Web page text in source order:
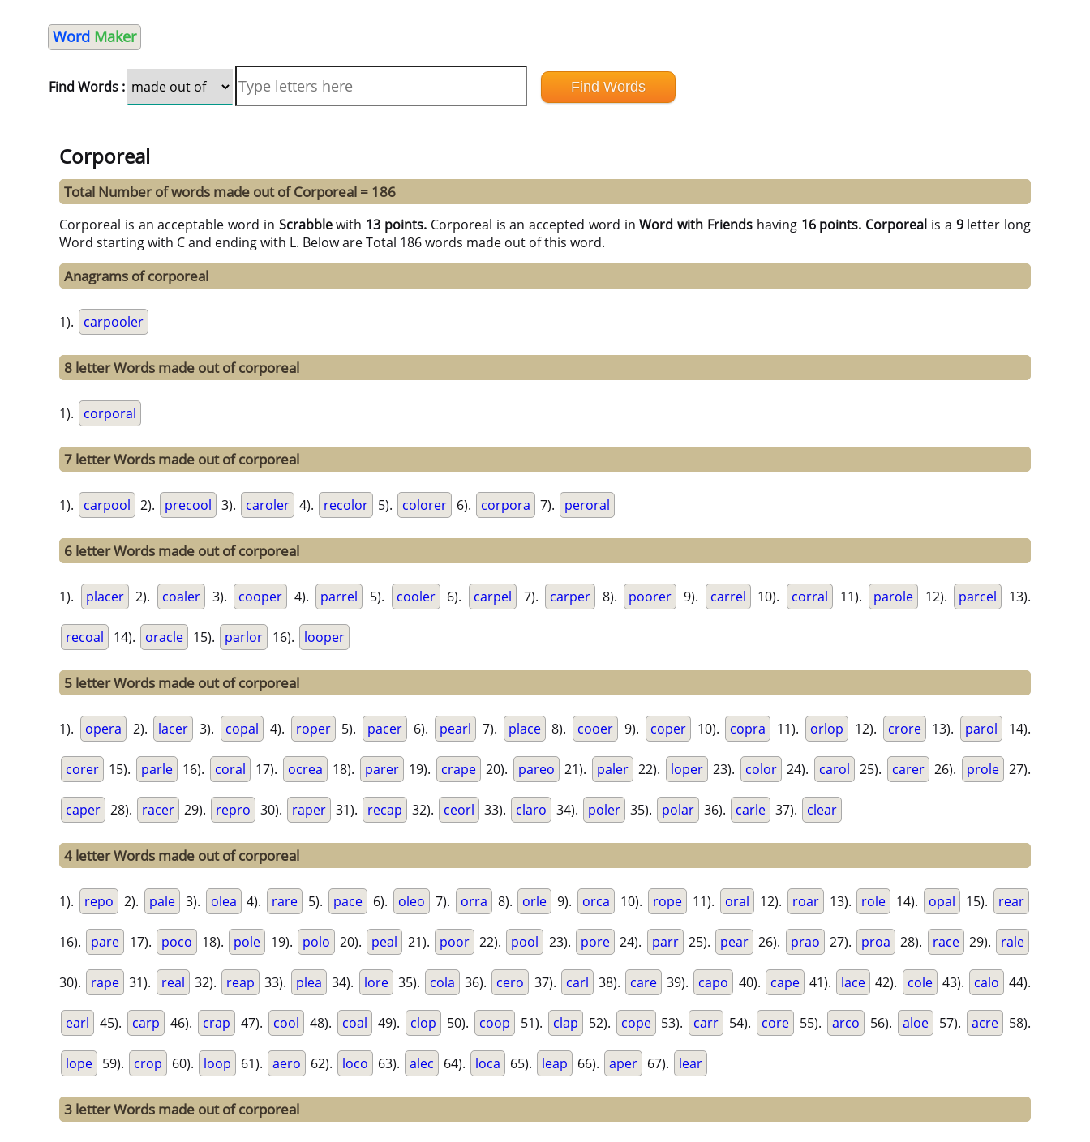
Word Maker
Find Words :
Corporeal
Total Number of words made out of Corporeal = 186
Corporeal is an acceptable word in Scrabblewith 13 points. Corporeal is an accepted word inWord with Friends having 16 points. Corporeal is a 9letter long
Word starting with C and ending with L. Below are Total 186 words made out of this word.
Anagrams of corporeal
1). carpooler
8 letter Words made out of corporeal
1). corporal
7 letter Words made out of corporeal
1). carpool 2). precool 3). caroler 4). recolor 5). colorer 6). corpora 7). peroral
6 letter Words made out of corporeal
1). placer 2). coaler 3). cooper 4). parrel 5). cooler 6). carpel 7). carper 8). poorer 9). carrel 10). corral 11). parole 12). parcel 13).
recoal 14). oracle 15). parlor 16). looper
5 letter Words made out of corporeal
1). opera 2). lacer 3). copal 4). roper 5). pacer 6). pearl 7). place 8). cooer 9). coper 10). copra 11). orlop 12). crore 13). parol 14).
corer 15). parle 16). coral 17). ocrea 18). parer 19). crape 20). pareo 21). paler 22). loper 23). color 24). carol 25). carer 26). prole 27).
caper 28). racer 29). repro 30). raper 31). recap 32). ceorl 33). claro 34). poler 35). polar 36). carle 37). clear
4 letter Words made out of corporeal
1). repo 2). pale 3). olea 4). rare 5). pace 6). oleo 7). orra 8). orle 9). orca 10). rope 11). oral 12). roar 13). role 14). opal 15). rear
16). pare 17). poco 18). pole 19). polo 20). peal 21). poor 22). pool 23). pore 24). parr 25). pear 26). prao 27). proa 28). race 29). rale
30). rape 31). real 32). reap 33). plea 34). lore 35). cola 36). cero 37). carl 38). care 39). capo 40). cape 41). lace 42). cole 43). calo 44).
earl 45). carp 46). crap 47). cool 48). coal 49). clop 50). coop 51). clap 52). cope 53). carr 54). core 55). arco 56). aloe 57). acre 58).
lope 59). crop 60). loop 61). aero 62). loco 63). alec 64). loca 65). leap 66). aper 67). lear
3 letter Words made out of corporeal